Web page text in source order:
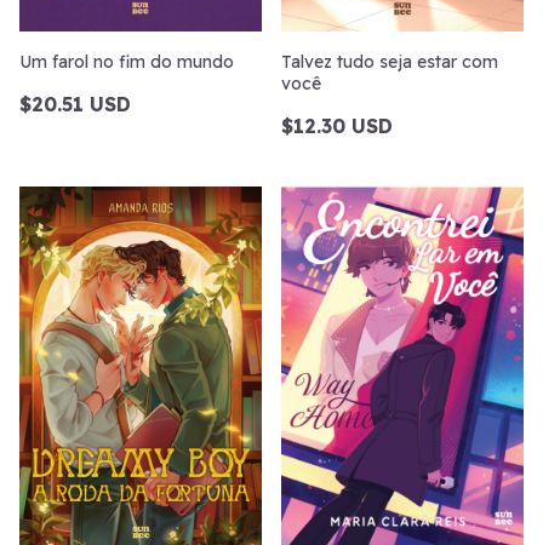
Um farol no fim do mundo
$20.51 USD
Talvez tudo seja estar com
você
$12.30 USD